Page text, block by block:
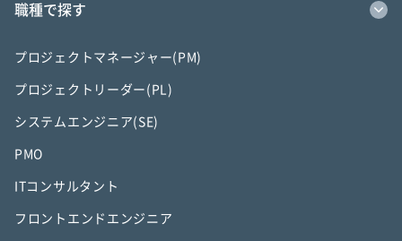
職種で探す
プロジェクトマネージャー(PM)
プロジェクトリーダー(PL)
システムエンジニア(SE)
PMO
ITコンサルタント
フロントエンドエンジニア